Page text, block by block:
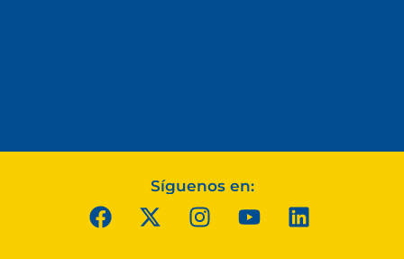
Síguenos en: